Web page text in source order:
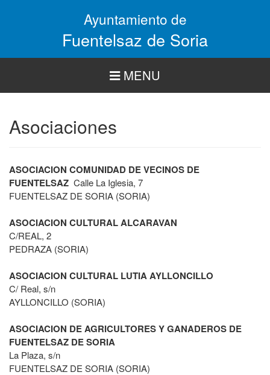
Ayuntamiento de
Fuentelsaz de Soria
MENU
Asociaciones
ASOCIACION COMUNIDAD DE VECINOS DE
FUENTELSAZ Calle La Iglesia, 7
FUENTELSAZ DE SORIA (SORIA)
ASOCIACION CULTURAL ALCARAVAN
C/REAL, 2
PEDRAZA (SORIA)
ASOCIACION CULTURAL LUTIA AYLLONCILLO
C/ Real, s/n
AYLLONCILLO (SORIA)
ASOCIACION DE AGRICULTORES Y GANADEROS DE
FUENTELSAZ DE SORIA
La Plaza, s/n
FUENTELSAZ DE SORIA (SORIA)